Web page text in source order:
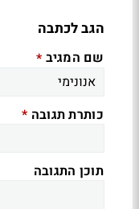
הגב לכתבה
שם המגיב *
כותרת תגובה *
תוכן התגובה